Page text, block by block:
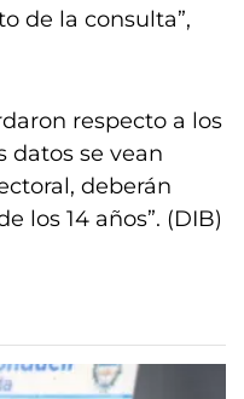
de la consulta”,
respecto a los
datos se vean
deberán
los 14 años”. (DIB)